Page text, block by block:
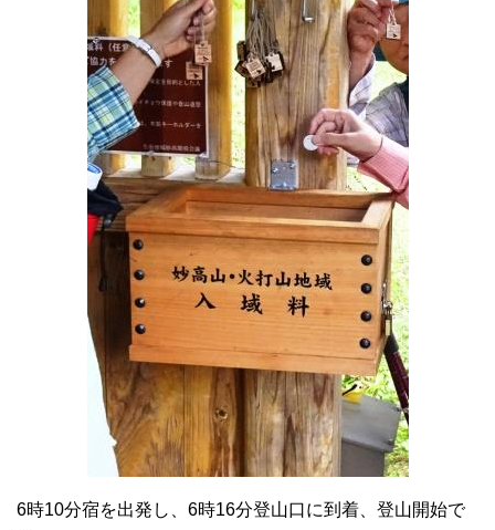
6時10分宿を出発し、6時16分登山口に到着、登山開始で